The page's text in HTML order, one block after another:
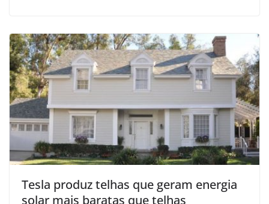
Tesla produz telhas que geram energia
solar mais baratas que telhas